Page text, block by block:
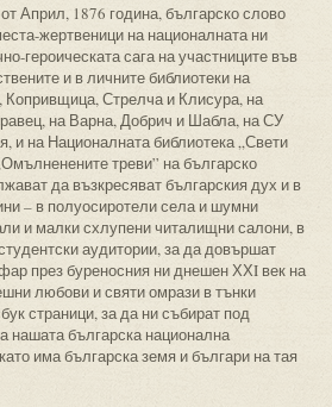
Април, 1876 година, българско слово
жертвеници на националната ни
героическата сага на участниците във
и в личните библиотеки на
Стрелча и Клисура, на
на Варна, Добрич и Шабла, на СУ
и на Националната библиотека „Свети
треви” на българско
да възкресяват българския дух и в
– в полуосиротели села и шумни
и малки схлупени читалищни салони, в
аудитории, за да довършат
през буреносния ни днешен ХХI век на
любови и святи омрази в тънки
страници, за да ни събират под
нашата българска национална
има българска земя и българи на тая